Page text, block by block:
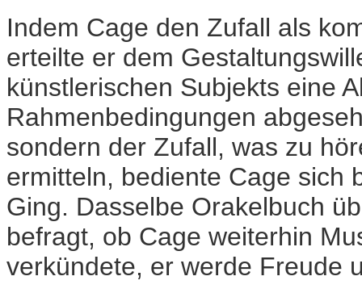
Indem Cage den Zufall als
erteilte er dem
künstlerischen Subjekts eine
Rahmenbedingungen
sondern der Zufall, was zu
ermitteln, bediente Cage sich
Ging. Dasselbe Orakelbuch
befragt, ob Cage weiterhin
verkündete, er werde Freude